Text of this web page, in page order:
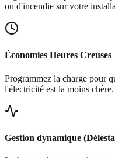
ou d'incendie sur votre
Économies Heures Creuses
Programmez la charge pour
l'électricité est la moins chère.
Gestion dynamique